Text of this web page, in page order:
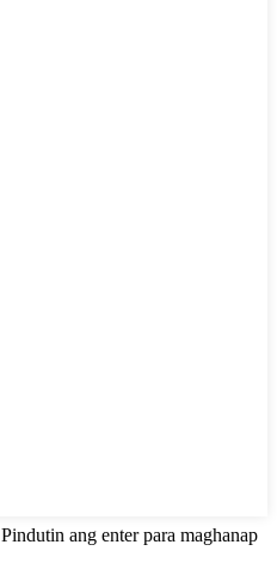
Pindutin ang enter para maghanap